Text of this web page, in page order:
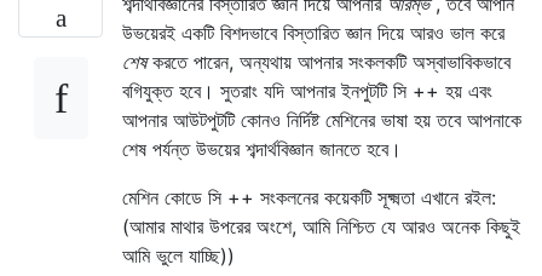
উভয়েরই একটি বিশদভাবে বিস্তারিত জ্ঞান দিয়ে আরও ভাল করে
শেষকরতে পারেন, অন্যথায় আপনার সংকলকটি অস্বাভাবিকভাবে
বগিযুক্ত হবে। সুতরাং যদি আপনার ইনপুটটি সি ++ হয় এবং
আপনার আউটপুটটি কোনও নির্দিষ্ট মেশিনের ভাষা হয় তবে আপনাকে
শেষ পর্যন্ত উভয়ের শব্দার্থবিজ্ঞান জানতে হবে।
মেশিন কোডে সি ++ সংকলনের কয়েকটি সূক্ষ্মতা এখানে রইল:
(আমার মাথার উপরের অংশে, আমি নিশ্চিত যে আরও অনেক কিছুই
আমি ভুলে যাচ্ছি))